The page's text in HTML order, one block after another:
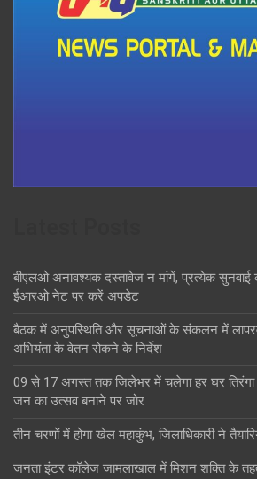
बीएलओ अनावश्यक दस्तावेज न मांगें, प्रत्येक
ईआरओ नेट पर करें अपडेट
बैठक में अनुपस्थिति और सूचनाओं के संकलन में
अभियंता के वेतन रोकने के निर्देश
09 से 17 अगस्त तक जिलेभर में चलेगा हर घर
जन का उत्सव बनाने पर जोर
तीन चरणों में होगा खेल महाकुंभ, जिलाधिकारी ने
जनता इंटर कॉलेज जामलाखाल में मिशन शक्ति के